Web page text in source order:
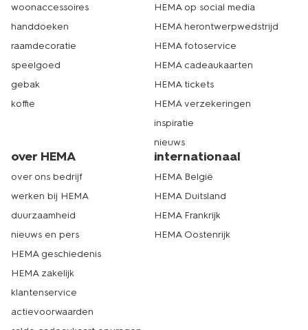
woonaccessoires
handdoeken
raamdecoratie
speelgoed
gebak
koffie
HEMA op social media
HEMA herontwerpwedstrijd
HEMA fotoservice
HEMA cadeaukaarten
HEMA tickets
HEMA verzekeringen
inspiratie
nieuws
over HEMA
over ons bedrijf
werken bij HEMA
duurzaamheid
nieuws en pers
HEMA geschiedenis
HEMA zakelijk
klantenservice
actievoorwaarden
internationaal
HEMA België
HEMA Duitsland
HEMA Frankrijk
HEMA Oostenrijk